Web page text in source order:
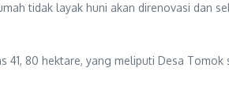
tidak layak huni akan direnovasi dan
80 hektare, yang meliputi Desa